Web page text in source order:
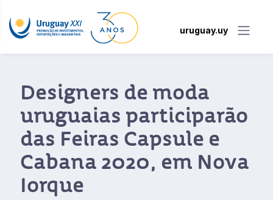
uruguay.uy
Designers de moda
uruguaias participarão
das Feiras Capsule e
Cabana 2020, em Nova
Iorque